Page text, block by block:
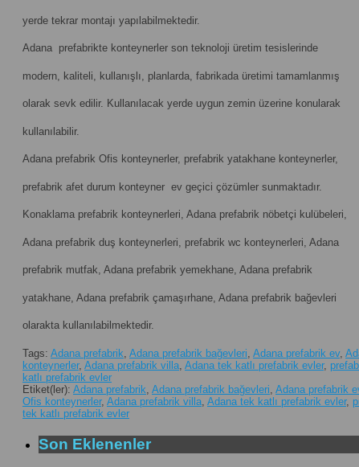
yerde tekrar montajı yapılabilmektedir.
Adana prefabrikte konteynerler son teknoloji üretim tesislerinde
modern, kaliteli, kullanışlı, planlarda, fabrikada üretimi tamamlanmış
olarak sevk edilir. Kullanılacak yerde uygun zemin üzerine konularak
kullanılabilir.
Adana prefabrik Ofis konteynerler, prefabrik yatakhane konteynerler,
prefabrik afet durum konteyner ev geçici çözümler sunmaktadır.
Konaklama prefabrik konteynerleri, Adana prefabrik nöbetçi kulübeleri,
Adana prefabrik duş konteynerleri, prefabrik wc konteynerleri, Adana
prefabrik mutfak, Adana prefabrik yemekhane, Adana prefabrik
yatakhane, Adana prefabrik çamaşırhane, Adana prefabrik bağevleri
olarakta kullanılabilmektedir.
Tags: Adana prefabrik Adana prefabrik bağevleri Adana prefabrik ev,
konteynerler, Adana prefabrik villa Adana tek katlı prefabrik evler,
katlı prefabrik evler
Etiket(ler): Adana prefabrik Adana prefabrik bağevleri Adana prefabrik
Ofis konteynerler, Adana prefabrik villa Adana tek katlı prefabrik evler,
tek katlı prefabrik evler
Son Eklenenler